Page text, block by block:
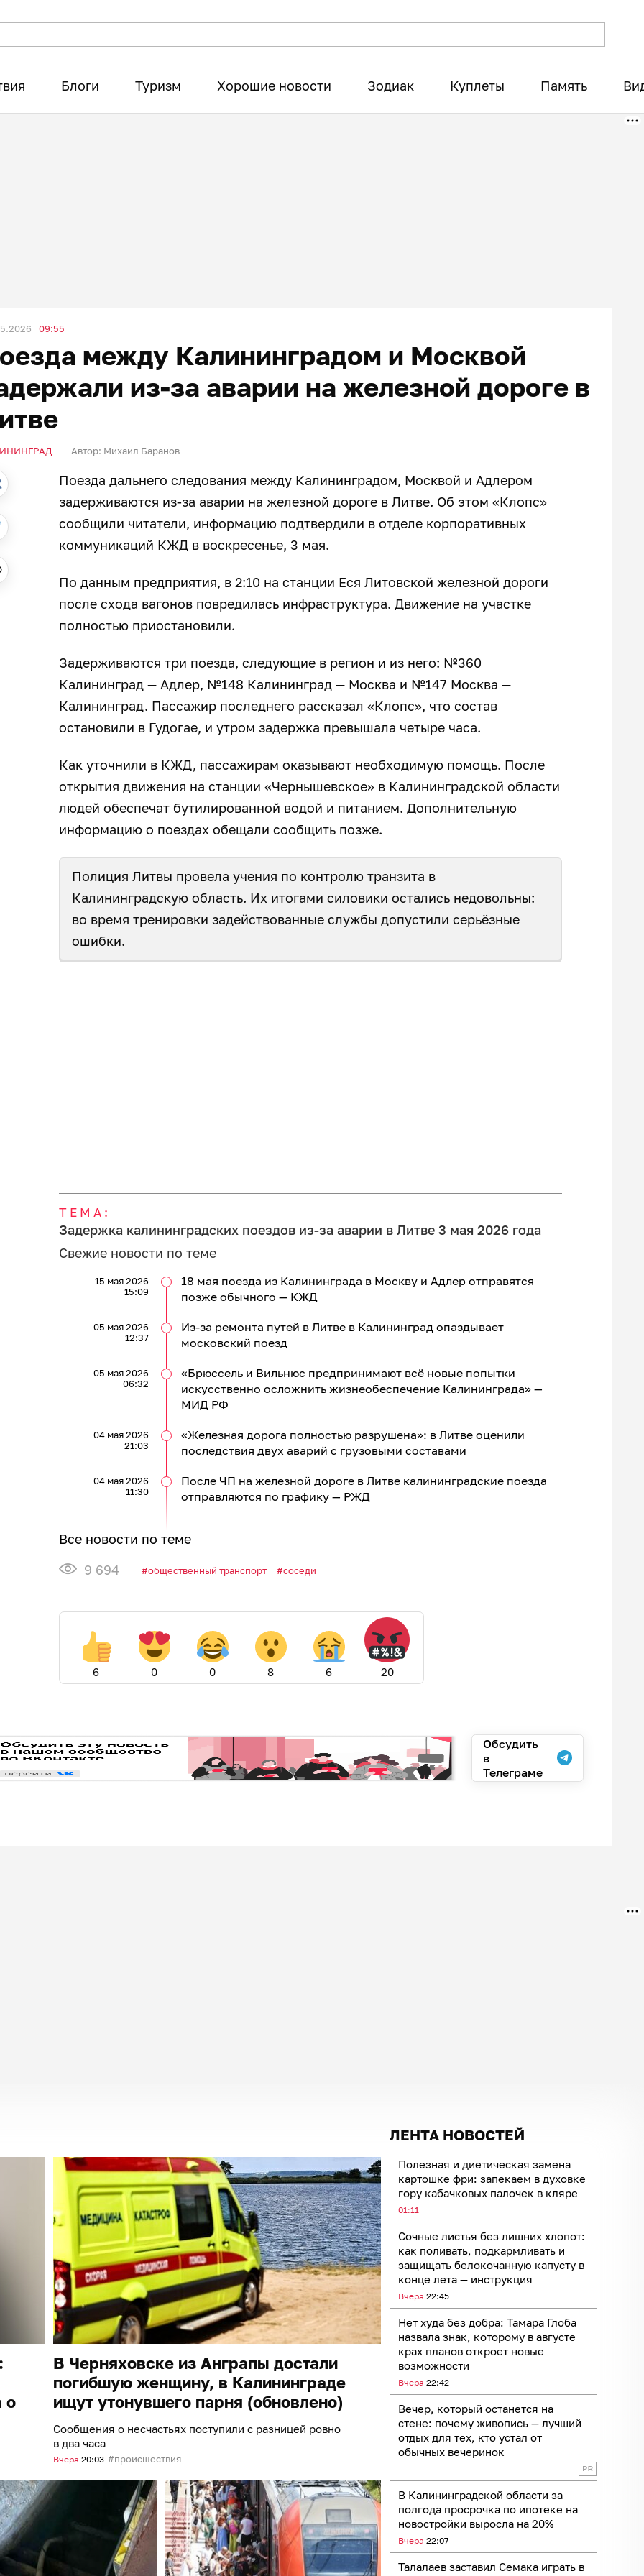
Блоги Туризм Хорошие новости Зодиак Куплеты Память
09:55
между Калининградом и Москвой
из-за аварии на железной дороге в
Автор: Михаил Баранов
Поезда дальнего следования между Калининградом, Москвой и Адлером
задерживаются из-за аварии на железной дороге в Литве. Об этом «Клопс»
сообщили читатели, информацию подтвердили в отделе корпоративных
коммуникаций КЖД в воскресенье, 3 мая.
По данным предприятия, в 2:10 на станции Еся Литовской железной дороги
после схода вагонов повредилась инфраструктура. Движение на участке
полностью приостановили.
Задерживаются три поезда, следующие в регион и из него: №360
Калининград — Адлер, №148 Калининград — Москва и №147 Москва —
Калининград. Пассажир последнего рассказал «Клопс», что состав
остановили в Гудогае, и утром задержка превышала четыре часа.
Как уточнили в КЖД, пассажирам оказывают необходимую помощь. После
открытия движения на станции «Чернышевское» в Калининградской области
людей обеспечат бутилированной водой и питанием. Дополнительную
информацию о поездах обещали сообщить позже.
Полиция Литвы провела учения по контролю транзита в
Калининградскую область. Их итогами силовики остались недовольны:
во время тренировки задействованные службы допустили серьёзные
ошибки.
ТЕМА:
Задержка калининградских поездов из-за аварии в Литве 3 мая 2026 года
Свежие новости по теме
18 мая поезда из Калининграда в Москву и Адлер отправятся
позже обычного — КЖД
15 мая 2026
15:09
Из-за ремонта путей в Литве в Калининград опаздывает
московский поезд
05 мая 2026
12:37
«Брюссель и Вильнюс предпринимают всё новые попытки
искусственно осложнить жизнеобеспечение Калининграда» —
МИД РФ
05 мая 2026
06:32
«Железная дорога полностью разрушена»: в Литве оценили
последствия двух аварий с грузовыми составами
04 мая 2026
21:03
После ЧП на железной дороге в Литве калининградские поезда
отправляются по графику — РЖД
04 мая 2026
11:30
Все новости по теме
9 694
общественный транспорт соседи
6 0 0 8 6 20
Обсудить
в
Телеграме
ЛЕНТА НОВОСТЕЙ
Полезная и диетическая замена
картошке фри: запекаем в духовке
гору кабачковых палочек в кляре
01:11
Сочные листья без лишних хлопот:
как поливать, подкармливать и
защищать белокочанную капусту в
конце лета — инструкция
Вчера 22:45
Нет худа без добра: Тамара Глоба
назвала знак, которому в августе
крах планов откроет новые
возможности
Вчера 22:42
Вечер, который останется на
стене: почему живопись — лучший
отдых для тех, кто устал от
обычных вечеринок
В Калининградской области за
полгода просрочка по ипотеке на
новостройки выросла на 20%
Вчера 22:07
Талалаев заставил Семака играть в
о
В Черняховске из Анграпы достали
погибшую женщину, в Калининграде
ищут утонувшего парня (обновлено)
Сообщения о несчастьях поступили с разницей ровно
в два часа
Вчера 20:03 происшествия